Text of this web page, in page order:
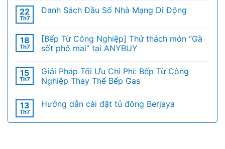
22
Th7
Danh Sách Đầu Số Nhà Mạng Di Động
18
Th7
[Bếp Từ Công Nghiệp] Thử thách món “Gà
sốt phô mai” tại ANYBUY
15
Th7
Giải Pháp Tối Ưu Chi Phí: Bếp Từ Công
Nghiệp Thay Thế Bếp Gas
13
Th7
Hướng dẫn cài đặt tủ đông Berjaya